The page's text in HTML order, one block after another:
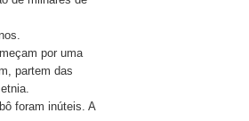
por uma
partem das
foram inúteis. A